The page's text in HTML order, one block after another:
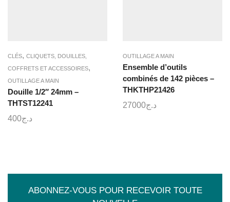
CLÉS, CLIQUETS, DOUILLES,
COFFRETS ET ACCESSOIRES,
OUTILLAGE A MAIN
Douille 1/2″ 24mm –
THTST12241
د.ج400
OUTILLAGE A MAIN
Ensemble d’outils
combinés de 142 pièces –
THKTHP21426
د.ج27000
ABONNEZ-VOUS POUR RECEVOIR TOUTE